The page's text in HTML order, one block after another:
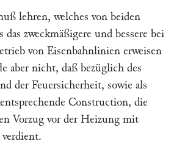
lehren, welches von beiden
das zweckmäßigere und bessere bei
von Eisenbahnlinien erweisen
aber nicht, daß bezüglich des
der Feuersicherheit, sowie als
Construction, die
Vorzug vor der Heizung mit